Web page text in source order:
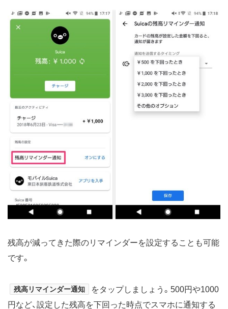
残高が減ってきた際のリマインダーを設定することも可能
です。
残高リマインダー通知
をタップしましょう。500円や1000
円など、設定した残高を下回った時点でスマホに通知する